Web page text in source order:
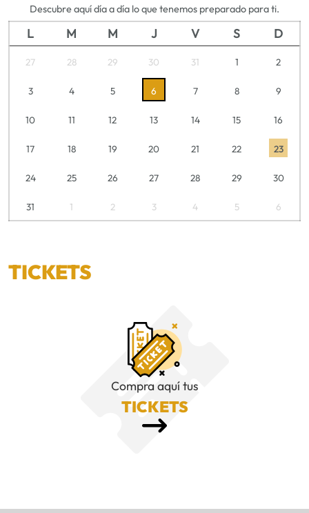
Descubre aquí día a día lo que tenemos preparado para ti.
L M M J V S D
27 28 29 30 31 1 2
3 4 5 6 7 8 9
10 11 12 13 14 15 16
17 18 19 20 21 22 23
24 25 26 27 28 29 30
31 1 2 3 4 5 6
TICKETS
Compra aquí tus
TICKETS